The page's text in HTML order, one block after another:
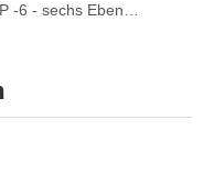
BDP -6 - sechs Ebenenhydraulikpuzzle -Parksystem